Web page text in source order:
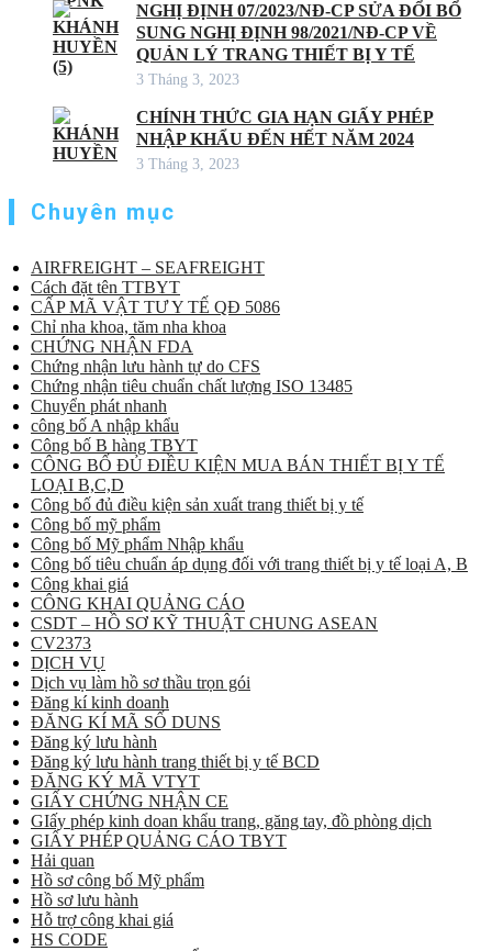
NGHỊ ĐỊNH 07/2023/NĐ-CP SỬA ĐỔI BỔ
SUNG NGHỊ ĐỊNH 98/2021/NĐ-CP VỀ
QUẢN LÝ TRANG THIẾT BỊ Y TẾ
3 Tháng 3, 2023
CHÍNH THỨC GIA HẠN GIẤY PHÉP
NHẬP KHẨU ĐẾN HẾT NĂM 2024
3 Tháng 3, 2023
Chuyên mục
AIRFREIGHT – SEAFREIGHT
Cách đặt tên TTBYT
CẤP MÃ VẬT TƯ Y TẾ QĐ 5086
Chỉ nha khoa, tăm nha khoa
CHỨNG NHẬN FDA
Chứng nhận lưu hành tự do CFS
Chứng nhận tiêu chuẩn chất lượng ISO 13485
Chuyển phát nhanh
công bố A nhập khẩu
Công bố B hàng TBYT
CÔNG BỐ ĐỦ ĐIỀU KIỆN MUA BÁN THIẾT BỊ Y TẾ
LOẠI B,C,D
Công bố đủ điều kiện sản xuất trang thiết bị y tế
Công bố mỹ phẩm
Công bố Mỹ phẩm Nhập khẩu
Công bố tiêu chuẩn áp dụng đối với trang thiết bị y tế loại A, B
Công khai giá
CÔNG KHAI QUẢNG CÁO
CSDT – HỒ SƠ KỸ THUẬT CHUNG ASEAN
CV2373
DỊCH VỤ
Dịch vụ làm hồ sơ thầu trọn gói
Đăng kí kinh doanh
ĐĂNG KÍ MÃ SỐ DUNS
Đăng ký lưu hành
Đăng ký lưu hành trang thiết bị y tế BCD
ĐĂNG KÝ MÃ VTYT
GIẤY CHỨNG NHẬN CE
GIấy phép kinh doan khẩu trang, găng tay, đồ phòng dịch
GIẤY PHÉP QUẢNG CÁO TBYT
Hải quan
Hồ sơ công bố Mỹ phẩm
Hồ sơ lưu hành
Hỗ trợ công khai giá
HS CODE